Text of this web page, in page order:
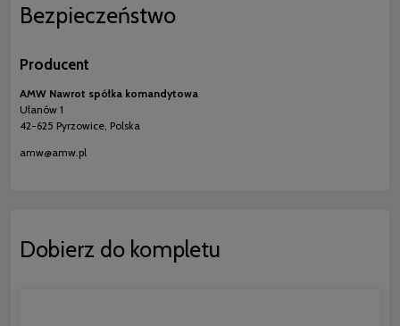
Bezpieczeństwo
Producent
AMW Nawrot spółka komandytowa
Ułanów 1
42-625 Pyrzowice, Polska
amw@amw.pl
Dobierz do kompletu